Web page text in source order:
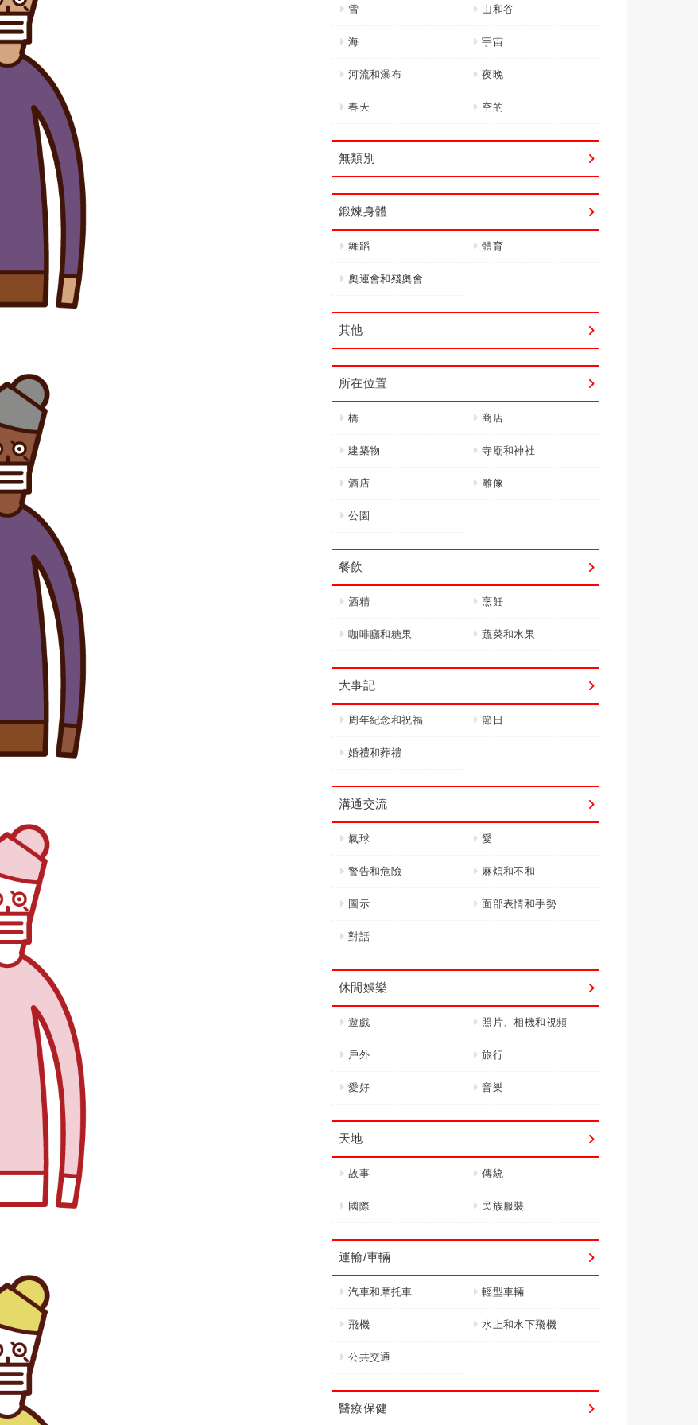
雪 山和谷
海 宇宙
河流和瀑布 夜晚
春天 空的
無類別
鍛煉身體
舞蹈 體育
奧運會和殘奧會
其他
所在位置
橋 商店
建築物 寺廟和神社
酒店 雕像
公園
餐飲
酒精 烹飪
咖啡廳和糖果 蔬菜和水果
大事記
周年紀念和祝福 節日
婚禮和葬禮
溝通交流
氣球 愛
警告和危險 麻煩和不和
圖示 面部表情和手勢
對話
休閒娛樂
遊戲 照片、相機和視頻
戶外 旅行
愛好 音樂
天地
故事 傳統
國際 民族服裝
運輸/車輛
汽車和摩托車 輕型車輛
飛機 水上和水下飛機
公共交通
醫療保健